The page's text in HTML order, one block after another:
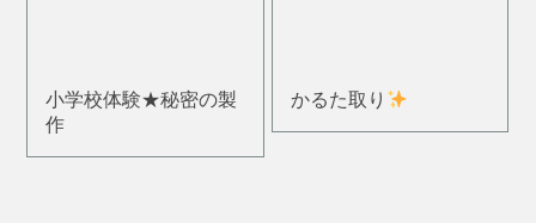
小学校体験★秘密の製
作
かるた取り